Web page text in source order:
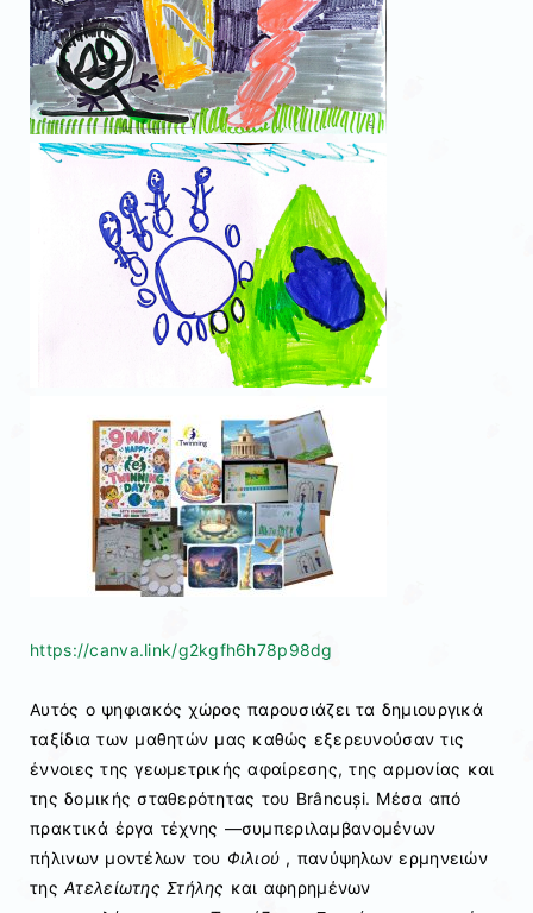
https://canva.link/g2kgfh6h78p98dg
Αυτός ο ψηφιακός χώρος παρουσιάζει τα δημιουργικά
ταξίδια των μαθητών μας καθώς εξερευνούσαν τις
έννοιες της γεωμετρικής αφαίρεσης, της αρμονίας και
της δομικής σταθερότητας του Brâncuși. Μέσα από
πρακτικά έργα τέχνης —συμπεριλαμβανομένων
πήλινων μοντέλων του Φιλιού , πανύψηλων ερμηνειών
τηςΑτελείωτης Στήλης και αφηρημένων